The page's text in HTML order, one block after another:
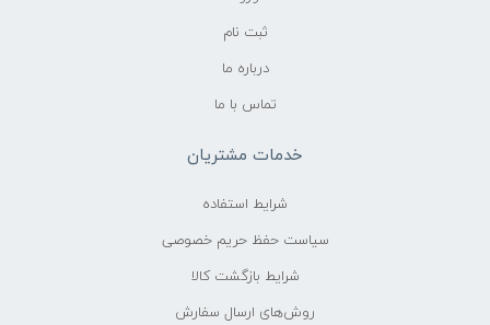
ثبت نام
درباره ما
تماس با ما
خدمات مشتریان
شرایط استفاده
سیاست حفظ حریم خصوصی
شرایط بازگشت کالا
روش‌های ارسال سفارش